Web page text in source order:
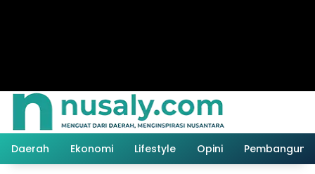
Daerah Ekonomi Lifestyle Opini